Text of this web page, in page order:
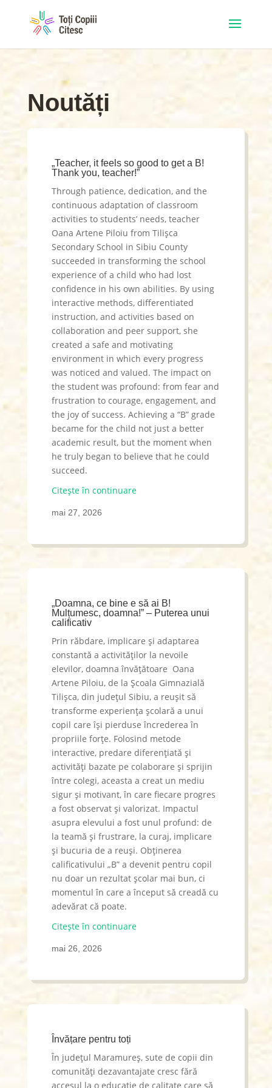
Noutăți
„Teacher, it feels so good to get a B!
Thank you, teacher!”
Through patience, dedication, and the
continuous adaptation of classroom
activities to students’ needs, teacher
Oana Artene Piloiu from Tilișca
Secondary School in Sibiu County
succeeded in transforming the school
experience of a child who had lost
confidence in his own abilities. By using
interactive methods, differentiated
instruction, and activities based on
collaboration and peer support, she
created a safe and motivating
environment in which every progress
was noticed and valued. The impact on
the student was profound: from fear and
frustration to courage, engagement, and
the joy of success. Achieving a “B” grade
became for the child not just a better
academic result, but the moment when
he truly began to believe that he could
succeed.
Citește în continuare
mai 27, 2026
„Doamna, ce bine e să ai B!
Mulțumesc, doamna!” – Puterea unui
calificativ
Prin răbdare, implicare și adaptarea
constantă a activităților la nevoile
elevilor, doamna învățătoare Oana
Artene Piloiu, de la Școala Gimnazială
Tilișca, din județul Sibiu, a reușit să
transforme experiența școlară a unui
copil care își pierduse încrederea în
propriile forțe. Folosind metode
interactive, predare diferențiată și
activități bazate pe colaborare și sprijin
între colegi, aceasta a creat un mediu
sigur și motivant, în care fiecare progres
a fost observat și valorizat. Impactul
asupra elevului a fost unul profund: de
la teamă și frustrare, la curaj, implicare
și bucuria de a reuși. Obținerea
calificativului „B” a devenit pentru copil
nu doar un rezultat școlar mai bun, ci
momentul în care a început să creadă cu
adevărat că poate.
Citește în continuare
mai 26, 2026
Învățare pentru toți
În județul Maramureș, sute de copii din
comunități dezavantajate cresc fără
accesul la o educație de calitate care să